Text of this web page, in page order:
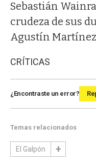
Sebastián
crudeza de sus
Agustín Martínez
CRÍTICAS
¿Encontraste un error?
Temas relacionados
El Galpón